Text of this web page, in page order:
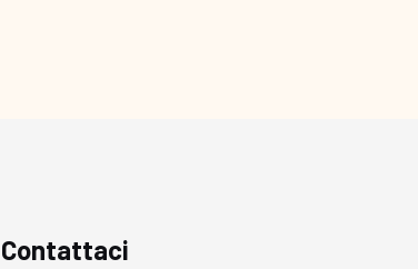
Contattaci